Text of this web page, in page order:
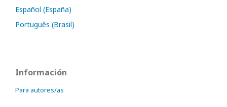
Español (España)
Português (Brasil)
Información
Para autores/as